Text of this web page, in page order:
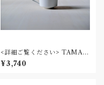
<詳細ご覧ください> TAMAK
I / コーヒーカップ
¥3,740